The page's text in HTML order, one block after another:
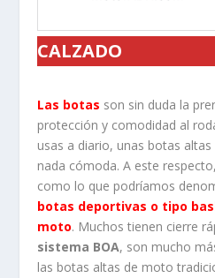
CALZADO
Las botas son sin duda la
protección y comodidad al
usas a diario, unas botas
nada cómoda. A este
como lo que podríamos
botas deportivas o tipo
moto. Muchos tienen cierre
sistema BOA, son mucho
las botas altas de moto